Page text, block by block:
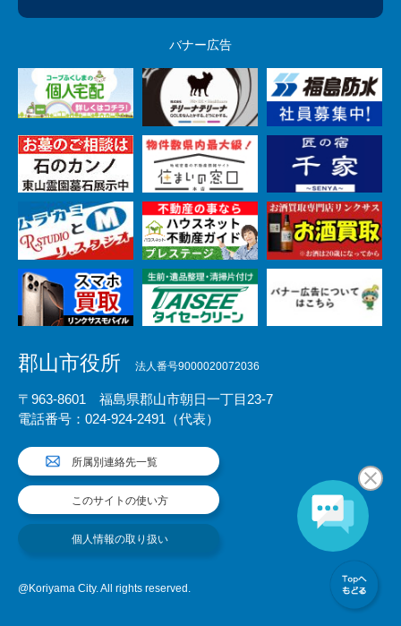
バナー広告
郡山市役所 法人番号9000020072036
〒963-8601 福島県郡山市朝日一丁目23-7
電話番号：024-924-2491（代表）
所属別連絡先一覧
このサイトの使い方
個人情報の取り扱い
@Koriyama City. All rights reserved.